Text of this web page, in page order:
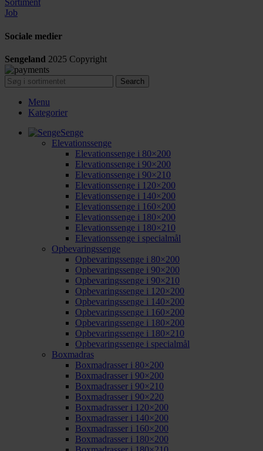
Sortiment
Job
Sociale medier
Sengeland 2025 Copyright
Search
Menu
Kategorier
Senge
Elevationssenge
Elevationssenge i 80×200
Elevationssenge i 90×200
Elevationssenge i 90×210
Elevationssenge i 120×200
Elevationssenge i 140×200
Elevationssenge i 160×200
Elevationssenge i 180×200
Elevationssenge i 180×210
Elevationssenge i specialmål
Opbevaringssenge
Opbevaringssenge i 80×200
Opbevaringssenge i 90×200
Opbevaringssenge i 90×210
Opbevaringssenge i 120×200
Opbevaringssenge i 140×200
Opbevaringssenge i 160×200
Opbevaringssenge i 180×200
Opbevaringssenge i 180×210
Opbevaringssenge i specialmål
Boxmadras
Boxmadrasser i 80×200
Boxmadrasser i 90×200
Boxmadrasser i 90×210
Boxmadrasser i 90×220
Boxmadrasser i 120×200
Boxmadrasser i 140×200
Boxmadrasser i 160×200
Boxmadrasser i 180×200